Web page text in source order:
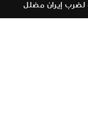
لضرب إيران مضلل